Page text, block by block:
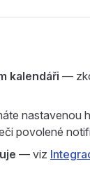
kalendáři —
nastavenou
povolené
— viz